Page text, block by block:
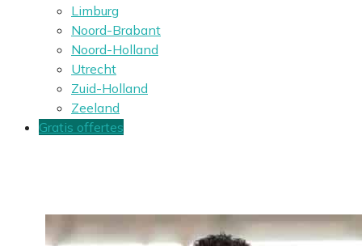
Limburg
Noord-Brabant
Noord-Holland
Utrecht
Zuid-Holland
Zeeland
Gratis offertes